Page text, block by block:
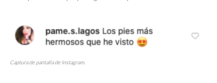
Captura de pantalla de Instagram.